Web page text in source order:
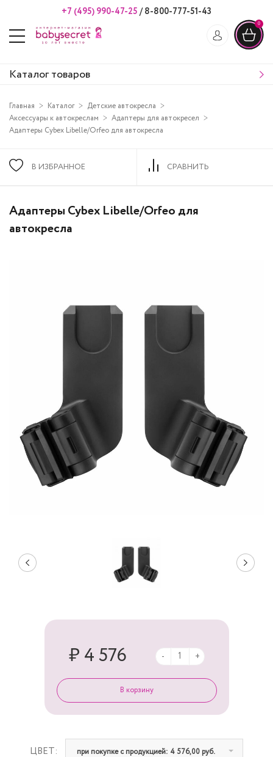
+7 (495) 990-47-25 /8-800-777-51-43
0
Каталог товаров
Главная Каталог
Детские автокресла
Аксессуары к автокреслам
Адаптеры для автокресел
Адаптеры Cybex Libelle/Orfeo для автокресла
В ИЗБРАННОЕ СРАВНИТЬ
Адаптеры Cybex Libelle/Orfeo для
автокресла
ЦВЕТ: при покупке с продукцией: 4 576,00 руб.
₽ 4 576 - +